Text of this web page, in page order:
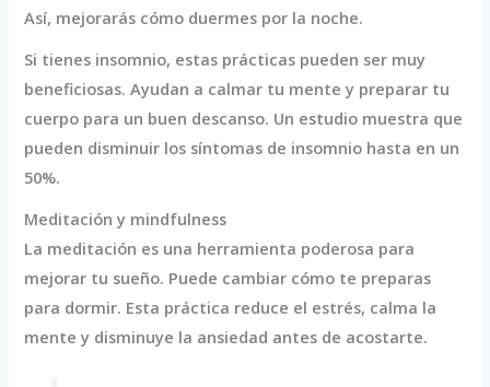
Así, mejorarás cómo duermes por la noche.
Si tienes insomnio, estas prácticas pueden ser muy
beneficiosas. Ayudan a calmar tu mente y preparar tu
cuerpo para un buen descanso. Un estudio muestra que
pueden disminuir los síntomas de insomnio hasta en un
50%.
Meditación y mindfulness
La meditación es una herramienta poderosa para
mejorar tu sueño. Puede cambiar cómo te preparas
para dormir. Esta práctica reduce el estrés, calma la
mente y disminuye la ansiedad antes de acostarte.